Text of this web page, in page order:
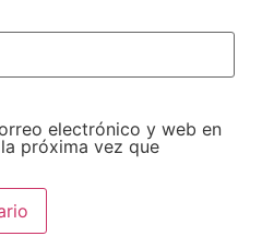
electrónico y web en
próxima vez que